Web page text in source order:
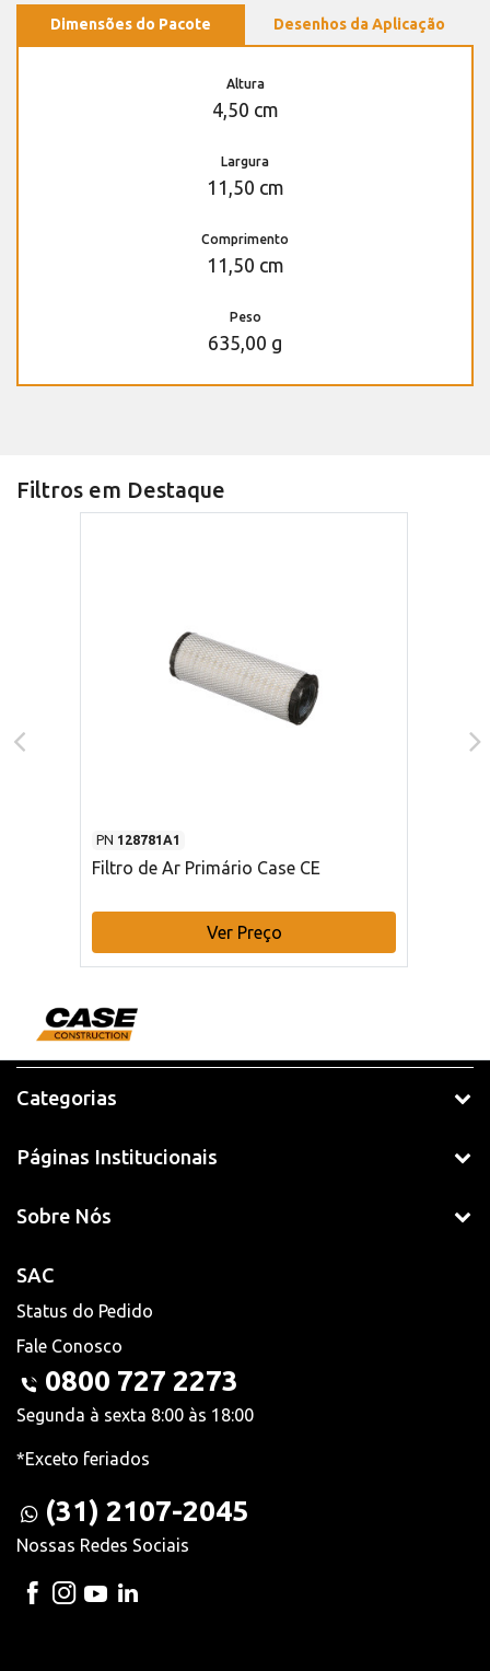
Dimensões do Pacote Desenhos da Aplicação
Altura
4,50 cm
Largura
11,50 cm
Comprimento
11,50 cm
Peso
635,00 g
Filtros em Destaque
PN 128781A1
Filtro de Ar Primário Case CE
Ver Preço
Categorias
Páginas Institucionais
Sobre Nós
SAC
Status do Pedido
Fale Conosco
0800 727 2273
Segunda à sexta 8:00 às 18:00
*Exceto feriados
(31) 2107-2045
Nossas Redes Sociais